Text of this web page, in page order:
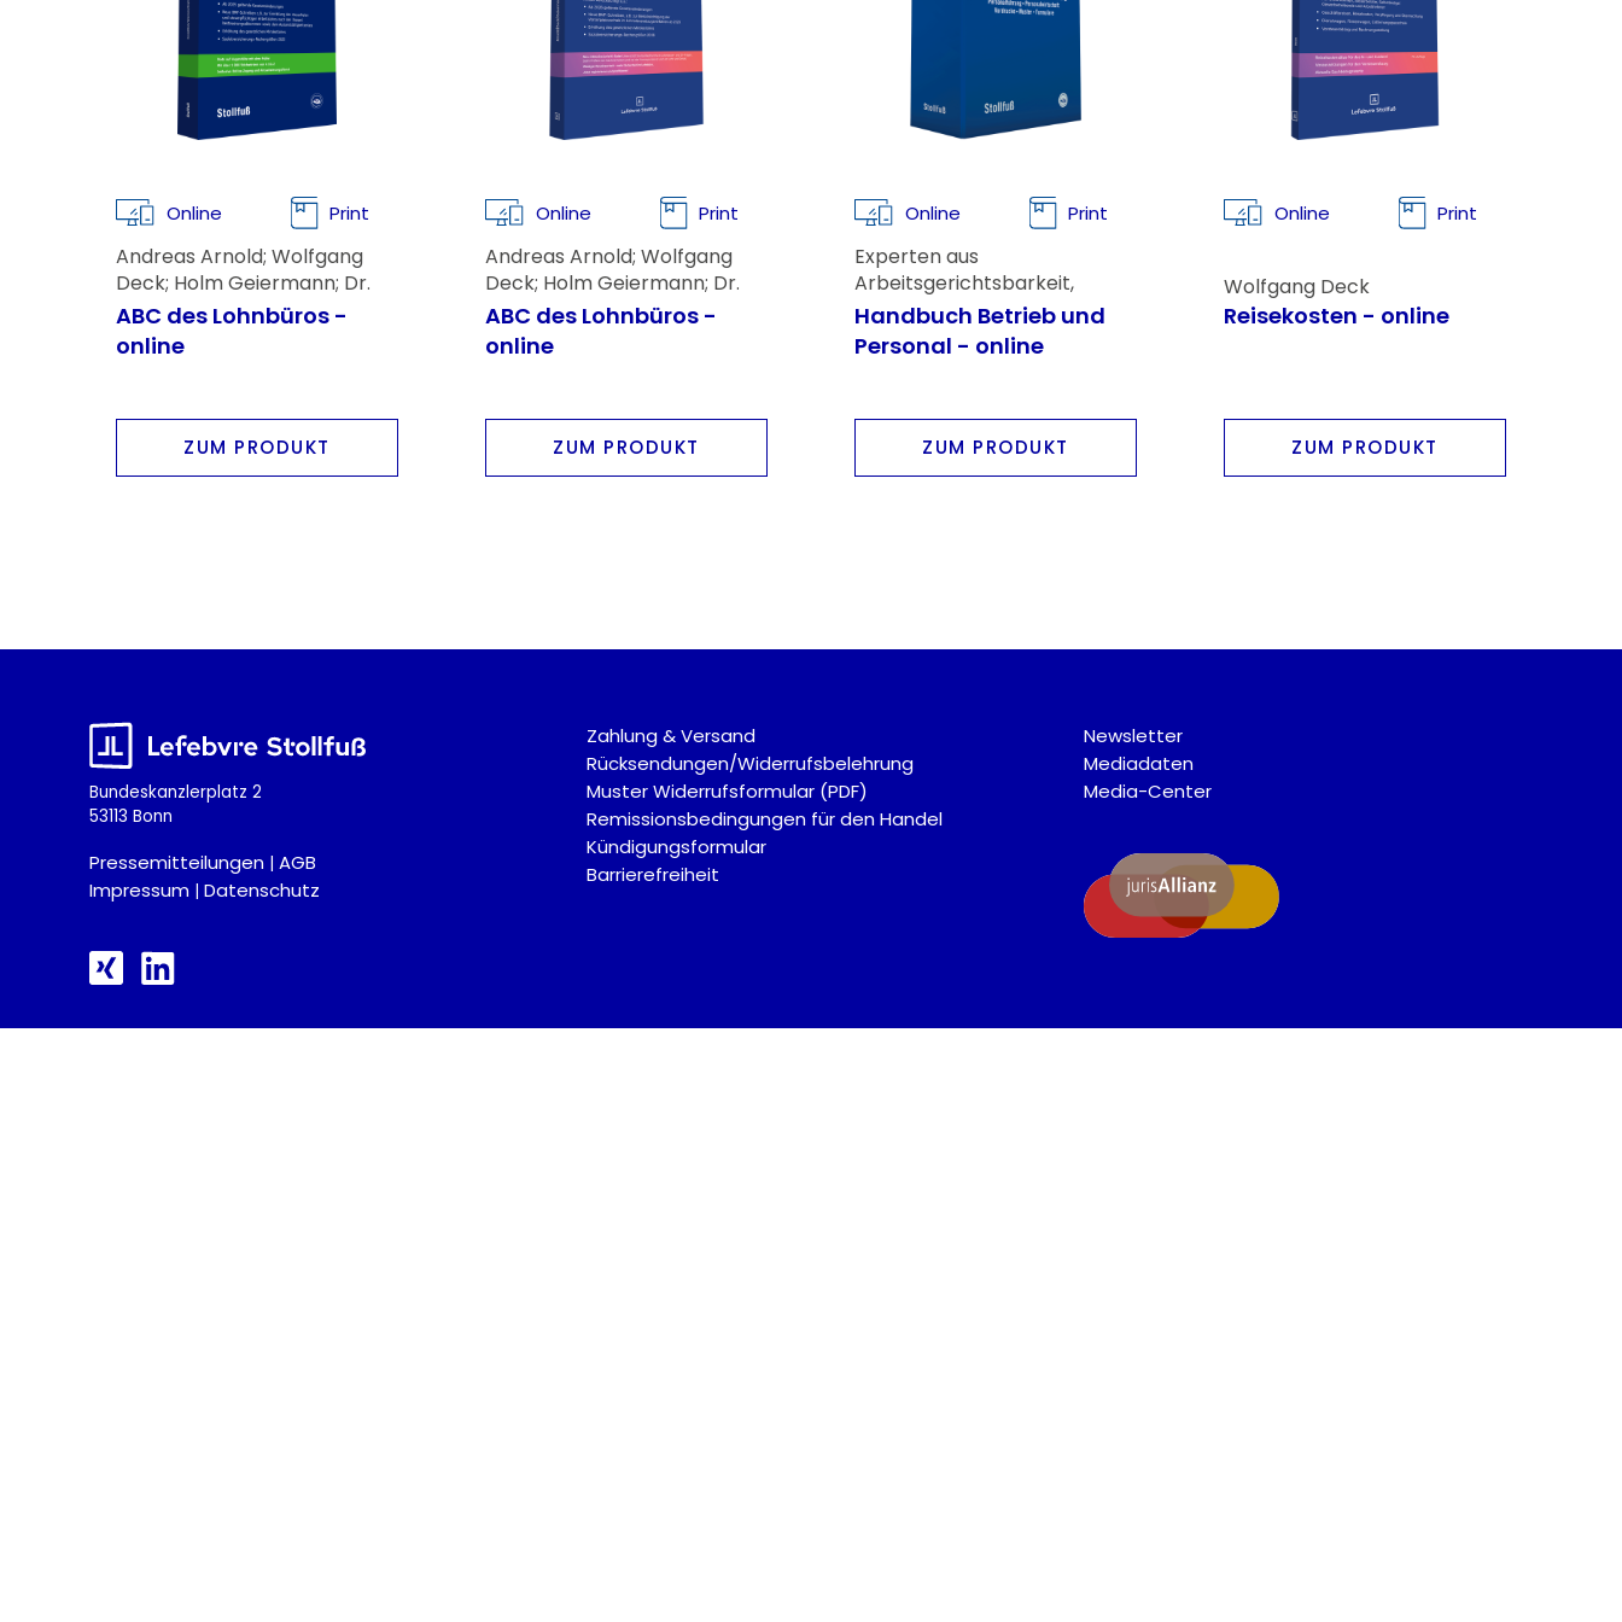
Online Print
Andreas Arnold; Wolfgang
Deck; Holm Geiermann; Dr.
Andreas Imping; Rainer Voss;
Kai Nehring
ABC des Lohnbüros -
online
ZUM PRODUKT
Online Print
Andreas Arnold; Wolfgang
Deck; Holm Geiermann; Dr.
Andreas Imping; Rainer Voss;
Kai Nehring
ABC des Lohnbüros -
online
ZUM PRODUKT
Online Print
Experten aus
Arbeitsgerichtsbarkeit,
Arbeitsverwaltung,
Wissenschaft und Lehre,
Bundesministerien sowie
Sozialversicherungswesen
Handbuch Betrieb und
Personal - online
ZUM PRODUKT
Online Print
Wolfgang Deck
Reisekosten - online
ZUM PRODUKT
Bundeskanzlerplatz 2
53113 Bonn
Pressemitteilungen| AGB
Impressum| Datenschutz
Zahlung & Versand
Rücksendungen/Widerrufsbelehrung
Muster Widerrufsformular (PDF)
Remissionsbedingungen für den Handel
Kündigungsformular
Barrierefreiheit
Newsletter
Mediadaten
Media-Center